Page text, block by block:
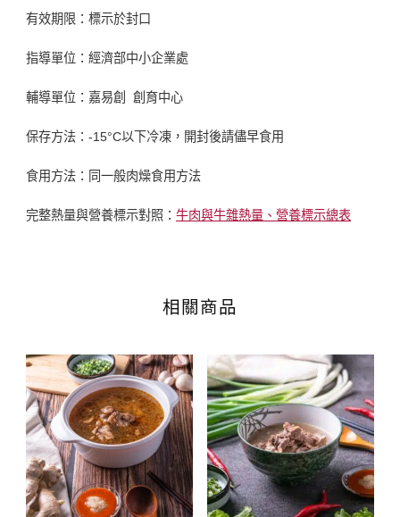
有效期限：標示於封口
指導單位：經濟部中小企業處
輔導單位：嘉易創 創育中心
保存方法：-15°C以下冷凍，開封後請儘早食用
食用方法：同一般肉燥食用方法
完整熱量與營養標示對照： 牛肉與牛雜熱量、營養標示總表
相關商品